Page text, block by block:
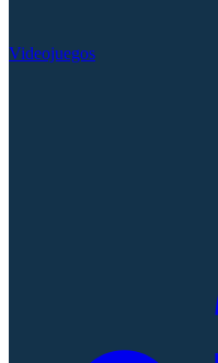
Videojuegos